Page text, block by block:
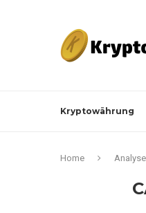
Kryptowährung
Home